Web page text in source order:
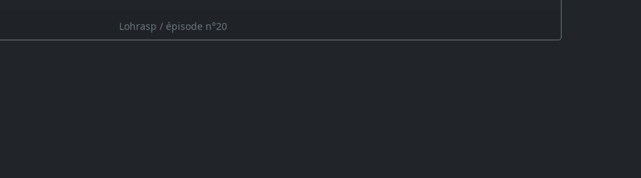
Lohrasp / épisode n°20